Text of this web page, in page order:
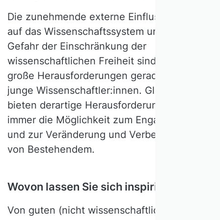
Die zunehmende externe Einflussnahme
auf das Wissenschaftssystem und die
Gefahr der Einschränkung der
wissenschaftlichen Freiheit sind heutzutage
große Herausforderungen gerade auch für
junge Wissenschaftler:innen. Gleichzeitig
bieten derartige Herausforderungen auch
immer die Möglichkeit zum Engagement
und zur Veränderung und Verbesserung
von Bestehendem.
Wovon lassen Sie sich inspirieren?
Von guten (nicht wissenschaftlichen)